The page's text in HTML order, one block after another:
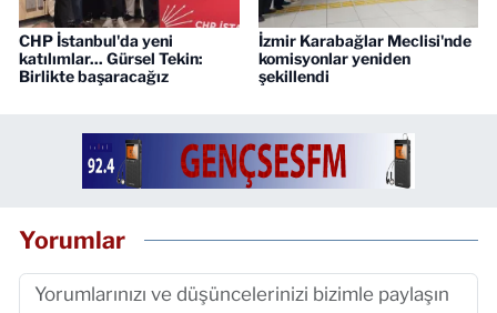
CHP İstanbul'da yeni
katılımlar... Gürsel Tekin:
Birlikte başaracağız
İzmir Karabağlar Meclisi'nde
komisyonlar yeniden
şekillendi
Yorumlar